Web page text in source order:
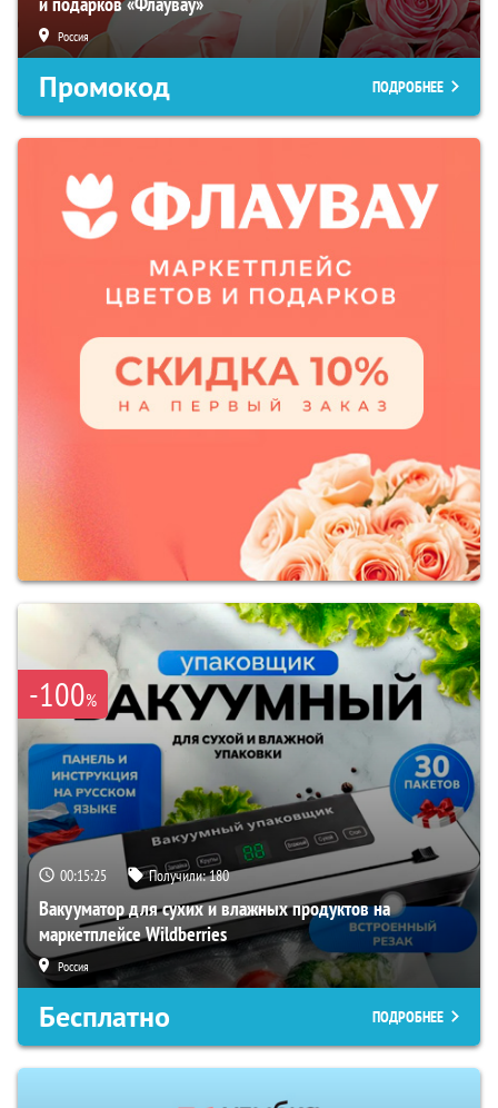
Россия
Промокод ПОДРОБНЕЕ
-100%
00:15:24 Получили:180
Вакууматор для сухих и влажных продуктов на
маркетплейсе Wildberries
Россия
Бесплатно ПОДРОБНЕЕ